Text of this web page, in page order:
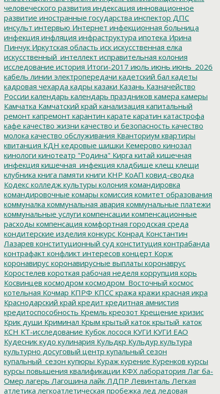
человеческого развития индексация инновационное
развитие иностранные государства инспектор ДПС
инсульт интервью Интернет инфекционная больница
инфекция инфляция инфраструктура ипотека Ирина
Пинчук Иркутская область иск искусственная елка
искусственный_интеллект исправительная колония
исследование история Итоги-2017 июль июнь июнь_2026
кабель линии электропередачи кадетский бал кадеты
кадровая чехарда кадры казаки Казань Казначейство
России календарь календарь праздников камера камеры
Камчатка Камчатский край канализация капитальный
ремонт капремонт карантин карате каратин катастрофа
кафе качество жизни качество и безопасность качество
молока качество обслуживания Кванториум квартиры
квитанция КДН кедровые шишки Кемерово кинозал
кинологи кинотеатр "Родина" Кирга китай кишечная
инфекция кишечная_инфекция кладбище клещ клещи
клубника книга памяти книги КНР КоАП ковид-сводка
Кодекс колледж культуры колония командировка
командировочные комары комиссия комитет образования
коммуналка коммунальная авария коммунальные платежи
коммунальные услуги компенсации компенсационные
расходы компенсация комфортная городская среда
кондитерские изделия конкурс Конрад Константин
Лазарев конституционный суд конституция контрабанда
контрафакт конфликт интересов концерт Корж
коронавирус коронавирусные выплаты коронаврус
Коростелев короткая рабочая неделя коррупция корь
Косвинцев космодром космодром_Восточный космос
котельная Кочмар КПРФ КПСС кража кражи красная икра
Краснодарский край кредит кредитная амнистия
кредитоспособность Кремль креозот Крещение кризис
Крик души Криминал Крым крытый каток крытый_каток
КСН КТ-исследование Кубок лосося КУГИ КУГИ ЕАО
Кудесник кудо кулинария Кульдкр Кульдур культура
культурно досуговый центр купальный сезон
купальный_сезон купюры Кураж курение Куренков курсы
курсы повышения квалификации КФХ лаборатория Лаг ба-
Омер лагерь Лагошина лайк ЛДПР Левинталь Легкая
атлетика легкоатлетическая пробежка лед ледовая